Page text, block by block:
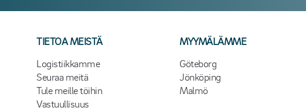
TIETOA MEISTÄ
Logistiikkamme
Seuraa meitä
Tule meille töihin
Vastuullisuus
MYYMÄLÄMME
Göteborg
Jönköping
Malmö